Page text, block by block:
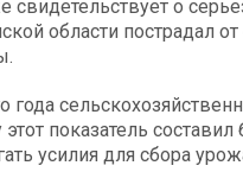
свидетельствует о
области пострадал
года
этот показатель
усилия для сбора